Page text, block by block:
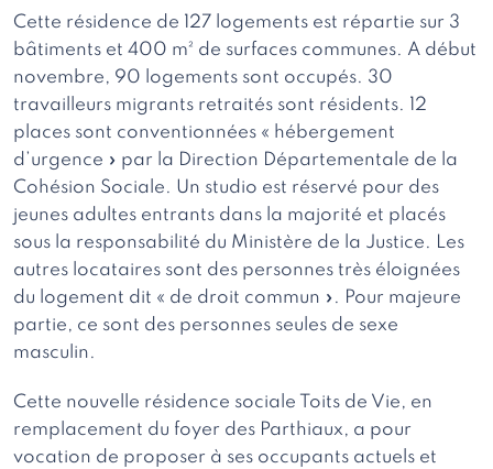
Cette résidence de 127 logements est répartie sur 3
bâtiments et 400 m² de surfaces communes. A début
novembre, 90 logements sont occupés. 30
travailleurs migrants retraités sont résidents. 12
places sont conventionnées « hébergement
d’urgence » par la Direction Départementale de la
Cohésion Sociale. Un studio est réservé pour des
jeunes adultes entrants dans la majorité et placés
sous la responsabilité du Ministère de la Justice. Les
autres locataires sont des personnes très éloignées
du logement dit « de droit commun ». Pour majeure
partie, ce sont des personnes seules de sexe
masculin.
Cette nouvelle résidence sociale Toits de Vie, en
remplacement du foyer des Parthiaux, a pour
vocation de proposer à ses occupants actuels et